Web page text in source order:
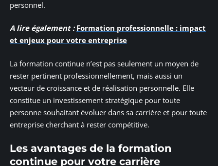
personnel.
A lire également : Formation professionnelle : impact
et enjeux pour votre entreprise
La formation continue n’est pas seulement un moyen de
rester pertinent professionnellement, mais aussi un
vecteur de croissance et de réalisation personnelle. Elle
constitue un investissement stratégique pour toute
personne souhaitant évoluer dans sa carrière et pour toute
entreprise cherchant à rester compétitive.
Les avantages de la formation
continue pour votre carrière